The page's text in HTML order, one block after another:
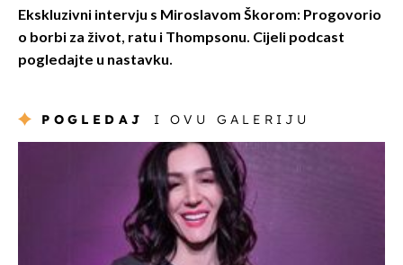
Ekskluzivni intervju s Miroslavom Škorom: Progovorio
o borbi za život, ratu i Thompsonu. Cijeli podcast
pogledajte u nastavku.
POGLEDAJ I OVU GALERIJU